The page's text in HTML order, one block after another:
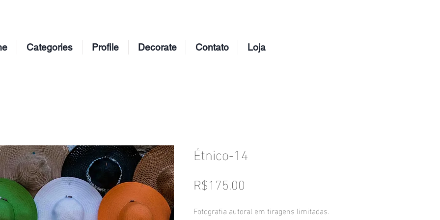
Categories Profile Decorate Contato Loja
Étnico-14
R$175.00
Fotografia autoral em tiragens limitadas.